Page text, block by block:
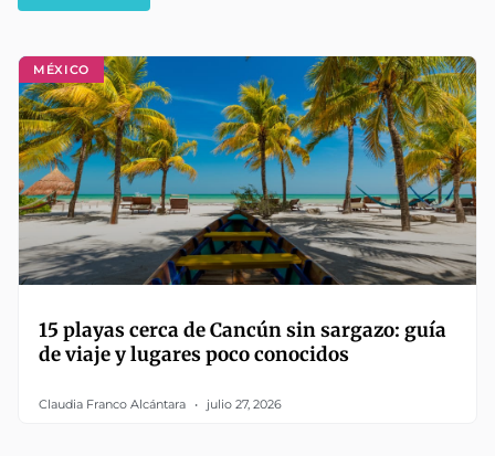
MÉXICO
15 playas cerca de Cancún sin sargazo: guía
de viaje y lugares poco conocidos
Claudia Franco Alcántara julio 27, 2026